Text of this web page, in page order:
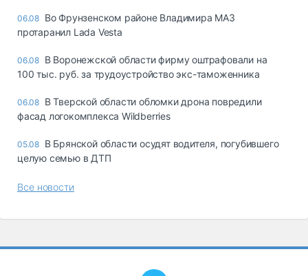
06.08 Во Фрунзенском районе Владимира МАЗ
протаранил Lada Vesta
06.08 В Воронежской области фирму оштрафовали на
100 тыс. руб. за трудоустройство экс-таможенника
06.08 В Тверской области обломки дрона повредили
фасад логокомплекса Wildberries
05.08 В Брянской области осудят водителя, погубившего
целую семью в ДТП
Все новости